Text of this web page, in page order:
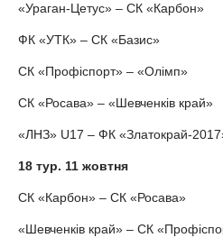
«Ураган-Цетус» – СК «Карбон»
ФК «УТК» – СК «Базис»
СК «Профіспорт» – «Олімп»
СК «Росава» – «Шевченків край»
«ЛНЗ» U17 – ФК «Златокрай-
18 тур. 11 жовтня
СК «Карбон» – СК «Росава»
«Шевченків край» – СК